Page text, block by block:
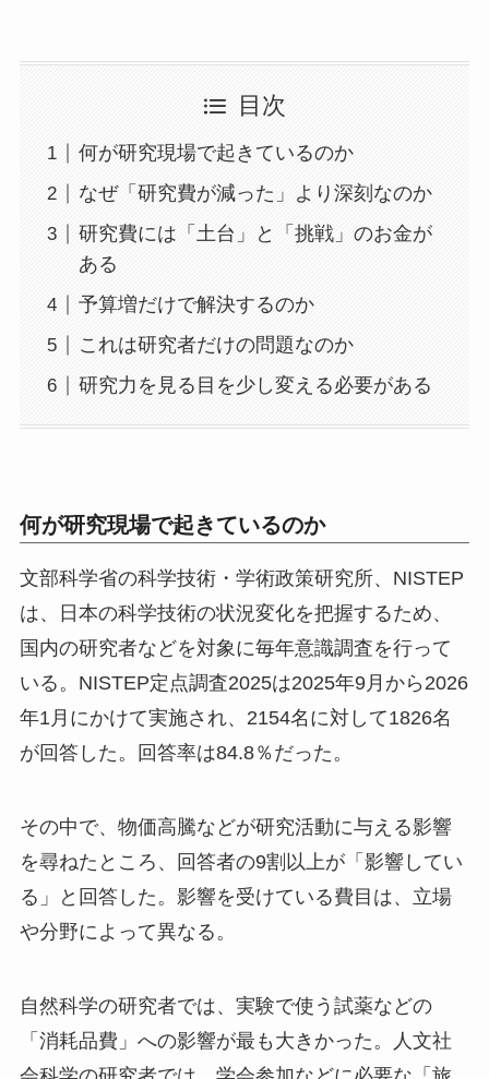
目次
何が研究現場で起きているのか
なぜ「研究費が減った」より深刻なのか
研究費には「土台」と「挑戦」のお金が
ある
予算増だけで解決するのか
これは研究者だけの問題なのか
研究力を見る目を少し変える必要がある
何が研究現場で起きているのか
文部科学省の科学技術・学術政策研究所、NISTEP
は、日本の科学技術の状況変化を把握するため、
国内の研究者などを対象に毎年意識調査を行って
いる。NISTEP定点調査2025は2025年9月から2026
年1月にかけて実施され、2154名に対して1826名
が回答した。回答率は84.8％だった。
その中で、物価高騰などが研究活動に与える影響
を尋ねたところ、回答者の9割以上が「影響してい
る」と回答した。影響を受けている費目は、立場
や分野によって異なる。
自然科学の研究者では、実験で使う試薬などの
「消耗品費」への影響が最も大きかった。人文社